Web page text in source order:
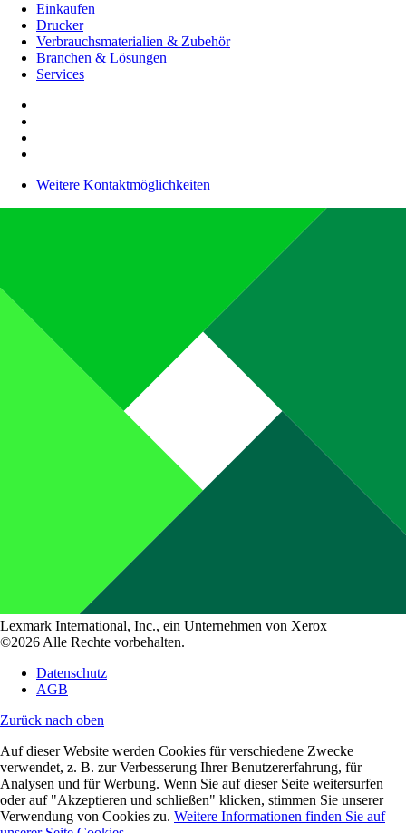
Einkaufen
Drucker
Verbrauchsmaterialien & Zubehör
Branchen & Lösungen
Services
Weitere Kontaktmöglichkeiten
Lexmark International, Inc., ein Unternehmen von Xerox
©2026 Alle Rechte vorbehalten.
Datenschutz
AGB
Zurück nach oben
Auf dieser Website werden Cookies für verschiedene Zwecke
verwendet, z. B. zur Verbesserung Ihrer Benutzererfahrung, für
Analysen und für Werbung. Wenn Sie auf dieser Seite weitersurfen
oder auf "Akzeptieren und schließen" klicken, stimmen Sie unserer
Verwendung von Cookies zu. Weitere Informationen finden Sie auf